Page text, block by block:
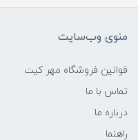
منوی وب‌سایت
قوانین فروشگاه مهر کیت
تماس با ما
درباره ما
راهنما